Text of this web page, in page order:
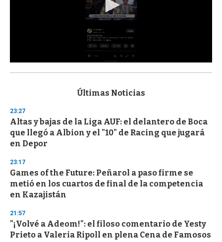
s
d
s
o
f
3
s
e
c
o
n
Últimas Noticias
23:27
Altas y bajas de la Liga AUF: el delantero de Boca
que llegó a Albion y el "10" de Racing que jugará
en Depor
23:17
Games of the Future: Peñarol a paso firme se
metió en los cuartos de final de la competencia
en Kazajistán
21:57
"¡Volvé a Adeom!": el filoso comentario de Yesty
Prieto a Valeria Ripoll en plena Cena de Famosos